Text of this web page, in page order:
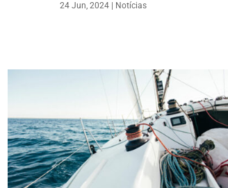
24 Jun, 2024 Notícias